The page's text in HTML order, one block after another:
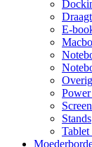
E-
Stands
Tablet